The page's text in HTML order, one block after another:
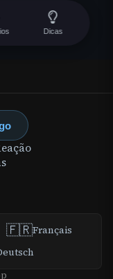
Dicas
🇫🇷Français